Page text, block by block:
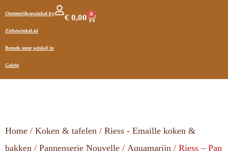
Oostenrijksewinkel by
Zirbewinkel.nl
Bezoek onze winkel in
Goirle
€ 0,00 0
Home / Koken & tafelen / Riess - Emaille koken &
bakken / Pannenserie Nouvelle / Aquamarijn / Riess – Pan